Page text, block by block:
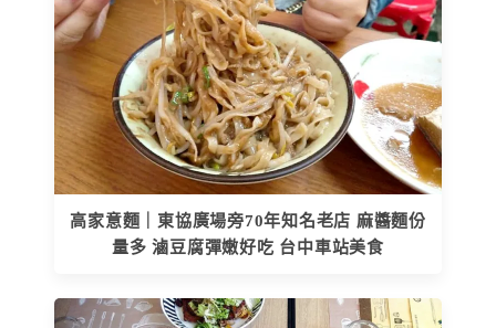
高家意麵｜東協廣場旁70年知名老店 麻醬麵份
量多 滷豆腐彈嫩好吃 台中車站美食